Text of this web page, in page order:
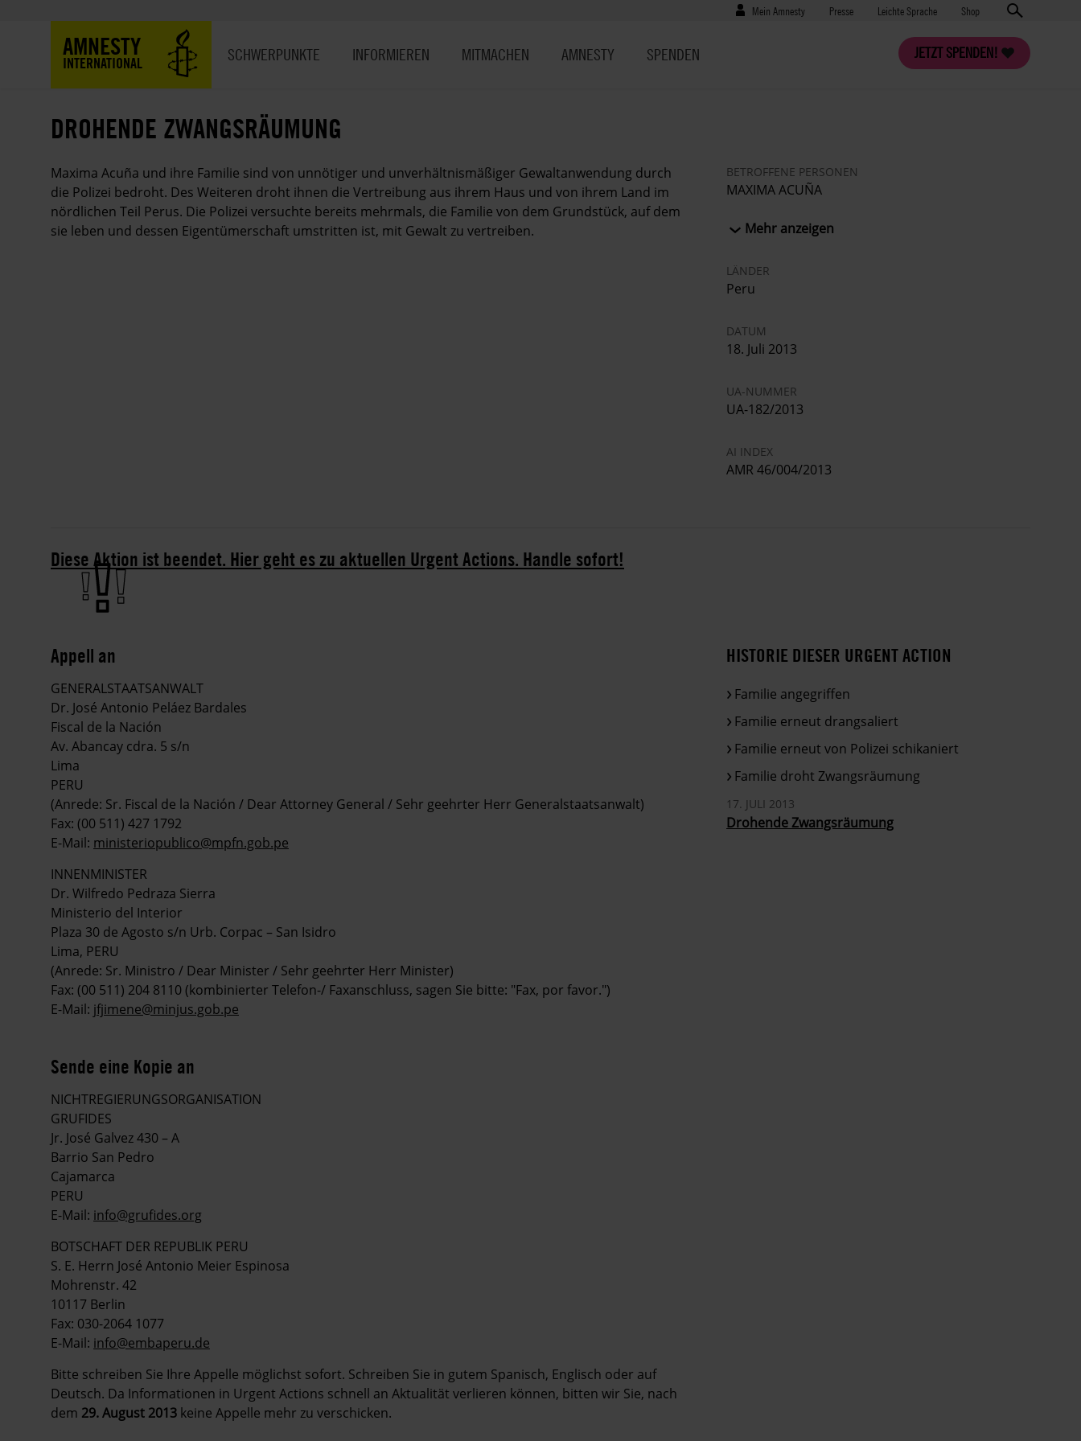
Benutzermenü
Mein Amnesty Presse
Presse Leichte Sprache Shop
AMNESTY
INTERNATIONAL
JETZT SPENDEN!
SCHWERPUNKTE INFORMIEREN MITMACHEN AMNESTY SPENDEN
DROHENDE ZWANGSRÄUMUNG
Maxima Acuña und ihre Familie sind von unnötiger und unverhältnismäßiger Gewaltanwendung durch
die Polizei bedroht. Des Weiteren droht ihnen die Vertreibung aus ihrem Haus und von ihrem Land im
nördlichen Teil Perus. Die Polizei versuchte bereits mehrmals, die Familie von dem Grundstück, auf dem
sie leben und dessen Eigentümerschaft umstritten ist, mit Gewalt zu vertreiben.
BETROFFENE PERSONEN
MAXIMA ACUÑA
Mehr anzeigen
LÄNDER
Peru
DATUM
18. Juli 2013
UA-NUMMER
UA-182/2013
AI INDEX
AMR 46/004/2013
Diese Aktion ist beendet. Hier geht es zu aktuellen Urgent Actions. Handle sofort!
Appell an
GENERALSTAATSANWALT
Dr. José Antonio Peláez Bardales
Fiscal de la Nación
Av. Abancay cdra. 5 s/n
Lima
PERU
(Anrede: Sr. Fiscal de la Nación / Dear Attorney General / Sehr geehrter Herr Generalstaatsanwalt)
Fax: (00 511) 427 1792
E-Mail: ministeriopublico@mpfn.gob.pe
INNENMINISTER
Dr. Wilfredo Pedraza Sierra
Ministerio del Interior
Plaza 30 de Agosto s/n Urb. Corpac – San Isidro
Lima, PERU
(Anrede: Sr. Ministro / Dear Minister / Sehr geehrter Herr Minister)
Fax: (00 511) 204 8110 (kombinierter Telefon-/ Faxanschluss, sagen Sie bitte: "Fax, por favor.")
E-Mail: jfjimene@minjus.gob.pe
Sende eine Kopie an
NICHTREGIERUNGSORGANISATION
GRUFIDES
Jr. José Galvez 430 – A
Barrio San Pedro
Cajamarca
PERU
E-Mail: info@grufides.org
BOTSCHAFT DER REPUBLIK PERU
S. E. Herrn José Antonio Meier Espinosa
Mohrenstr. 42
10117 Berlin
Fax: 030-2064 1077
E-Mail: info@embaperu.de
Bitte schreiben Sie Ihre Appelle möglichst sofort. Schreiben Sie in gutem Spanisch, Englisch oder auf
Deutsch. Da Informationen in Urgent Actions schnell an Aktualität verlieren können, bitten wir Sie, nach
dem 29. August 2013 keine Appelle mehr zu verschicken.
HISTORIE DIESER URGENT ACTION
Familie angegriffen
Familie erneut drangsaliert
Familie erneut von Polizei schikaniert
Familie droht Zwangsräumung
17. JULI 2013
Drohende Zwangsräumung